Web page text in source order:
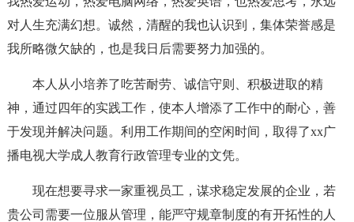
对人生充满幻想。诚然，清醒的我也认识到，集体荣誉感是
我所略微欠缺的，也是我日后需要努力加强的。
本人从小培养了吃苦耐劳、诚信守则、积极进取的精
神，通过四年的实践工作，使本人增添了工作中的耐心，善
于发现并解决问题。利用工作期间的空闲时间，取得了xx广
播电视大学成人教育行政管理专业的文凭。
现在想要寻求一家重视员工，谋求稳定发展的企业，若
贵公司需要一位服从管理，能严守规章制度的有开拓性的人